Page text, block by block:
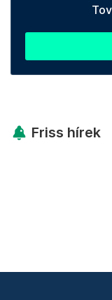
Friss hírek